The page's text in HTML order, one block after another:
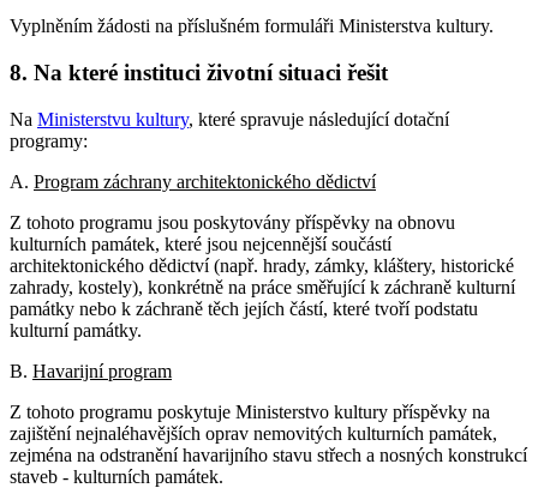
Vyplněním žádosti na příslušném formuláři Ministerstva kultury.
8. Na které instituci životní situaci řešit
Na Ministerstvu kultury, které spravuje následující dotační
programy:
A. Program záchrany architektonického dědictví
Z tohoto programu jsou poskytovány příspěvky na obnovu
kulturních památek, které jsou nejcennější součástí
architektonického dědictví (např. hrady, zámky, kláštery, historické
zahrady, kostely), konkrétně na práce směřující k záchraně kulturní
památky nebo k záchraně těch jejích částí, které tvoří podstatu
kulturní památky.
B. Havarijní program
Z tohoto programu poskytuje Ministerstvo kultury příspěvky na
zajištění nejnaléhavějších oprav nemovitých kulturních památek,
zejména na odstranění havarijního stavu střech a nosných konstrukcí
staveb - kulturních památek.